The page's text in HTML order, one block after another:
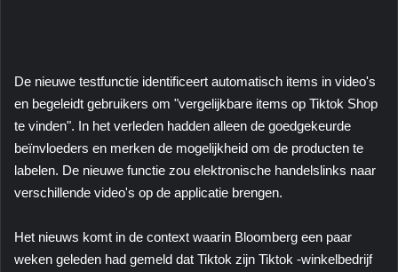
De nieuwe testfunctie identificeert automatisch items in video's
en begeleidt gebruikers om "vergelijkbare items op Tiktok Shop
te vinden". In het verleden hadden alleen de goedgekeurde
beïnvloeders en merken de mogelijkheid om de producten te
labelen. De nieuwe functie zou elektronische handelslinks naar
verschillende video's op de applicatie brengen.
Het nieuws komt in de context waarin Bloomberg een paar
weken geleden had gemeld dat Tiktok zijn Tiktok -winkelbedrijf